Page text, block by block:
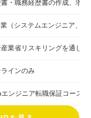
書・職務経歴書の作成、求
業（システムエンジニア、
業省リスキリングを通じ
インのみ
エンジニア転職保証コース